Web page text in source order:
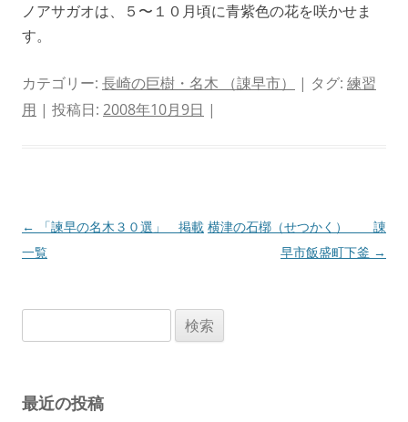
ノアサガオは、５〜１０月頃に青紫色の花を咲かせま
す。
カテゴリー: 長崎の巨樹・名木 （諌早市） | タグ: 練習
用 | 投稿日: 2008年10月9日 |
投
稿
ョ
←
「諫早の名木３０選」 掲載
一覧
横津の石槨（せつかく） 諌
早市飯盛町下釜 →
索:
最近の投稿